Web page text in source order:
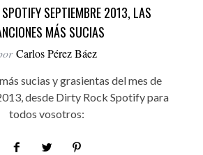
SEPTIEMBRE 2013, LAS
MÁS SUCIAS
Carlos Pérez Báez
sucias y grasientas del mes de
desde Dirty Rock Spotify para
todos vosotros: